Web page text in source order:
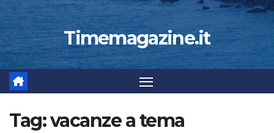
Timemagazine.it
Tag:vacanze a tema